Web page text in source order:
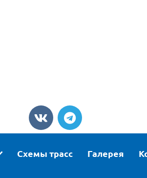
Схемы трасс Галерея